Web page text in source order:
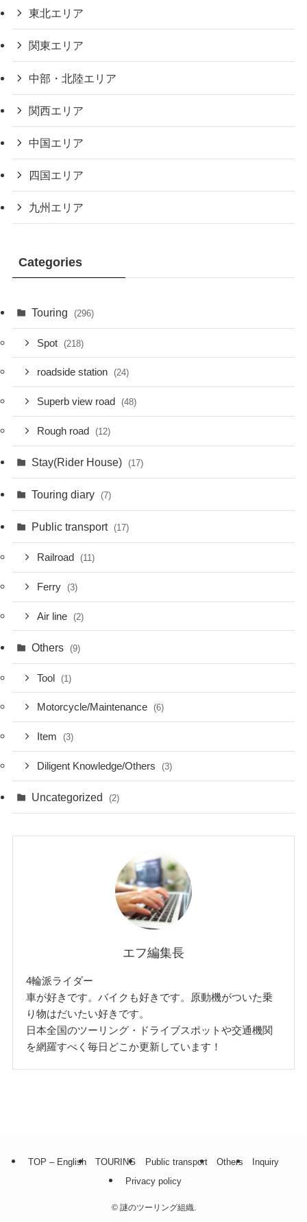
東北エリア
関東エリア
中部・北陸エリア
関西エリア
中国エリア
四国エリア
九州エリア
Categories
Touring (296)
Spot (218)
roadside station (24)
Superb view road (48)
Rough road (12)
Stay(Rider House) (17)
Touring diary (7)
Public transport (17)
Railroad (11)
Ferry (3)
Air line (2)
Others (9)
Tool (1)
Motorcycle/Maintenance (6)
Item (3)
Diligent Knowledge/Others (3)
Uncategorized (2)
エフ編集長
4輪派ライダー
車が好きです。バイクも好きです。原動機がついた乗
り物はだいたい好きです。
日本全国のツーリング・ドライブスポットや交通機関
を網羅すべく毎日どこか更新しています！
TOP – English TOURING Public transport Others
Inquiry
Privacy policy
©謎のツーリング組織.